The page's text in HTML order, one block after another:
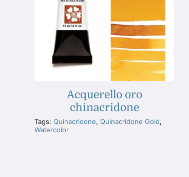
Acquerello oro
chinacridone
Tags:Quinacridone,Quinacridone Gold,
Watercolor